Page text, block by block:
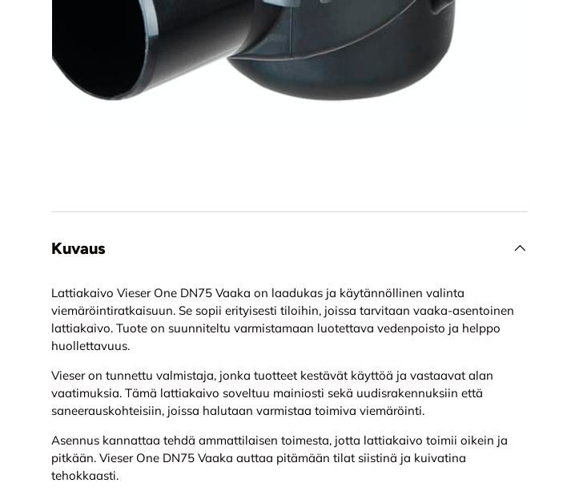
Kuvaus
Lattiakaivo Vieser One DN75 Vaaka on laadukas ja käytännöllinen valinta
viemäröintiratkaisuun. Se sopii erityisesti tiloihin, joissa tarvitaan vaaka-asentoinen
lattiakaivo. Tuote on suunniteltu varmistamaan luotettava vedenpoisto ja helppo
huollettavuus.
Vieser on tunnettu valmistaja, jonka tuotteet kestävät käyttöä ja vastaavat alan
vaatimuksia. Tämä lattiakaivo soveltuu mainiosti sekä uudisrakennuksiin että
saneerauskohteisiin, joissa halutaan varmistaa toimiva viemäröinti.
Asennus kannattaa tehdä ammattilaisen toimesta, jotta lattiakaivo toimii oikein ja
pitkään. Vieser One DN75 Vaaka auttaa pitämään tilat siistinä ja kuivatina
tehokkaasti.